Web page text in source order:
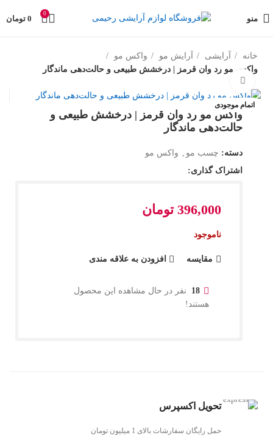
منو
0
0 تومان
خانه آرایشی آرایش مو
واکس مو
واکس مو رد وان قرمز | درخشش طبیعی و حالت‌دهی ماندگار
اتمام موجودی
واکس مو رد وان قرمز | درخشش طبیعی و
حالت‌دهی ماندگار
دسته: چسب مو
واکس مو
اشتراک گذاری:
396,000 تومان
ناموجود
مقایسه افزودن به علاقه مندی
18
نفر در حال مشاهده این محصول
هستند!
تحویل اکسپرس
حمل رایگان سفارشات بالای 1 میلیون تومان